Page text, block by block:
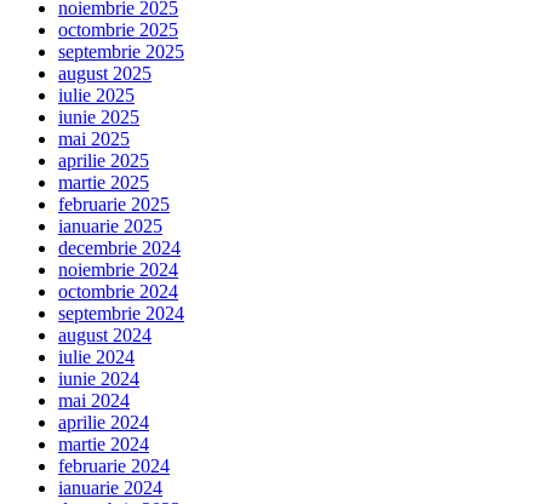
noiembrie 2025
octombrie 2025
septembrie 2025
august 2025
iulie 2025
iunie 2025
mai 2025
aprilie 2025
martie 2025
februarie 2025
ianuarie 2025
decembrie 2024
noiembrie 2024
octombrie 2024
septembrie 2024
august 2024
iulie 2024
iunie 2024
mai 2024
aprilie 2024
martie 2024
februarie 2024
ianuarie 2024